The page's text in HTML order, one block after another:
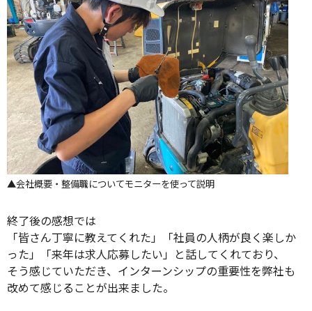
▲会社概要・整備職についてモニターを使って説明
終了後の感想では
「皆さん丁寧に教えてくれた」「社員の人柄が良く楽しか
った」「来年は求人応募したい」と話してくれており、
そう感じていただき、インターンシップの重要性を弊社も
改めて感じることが出来ました。